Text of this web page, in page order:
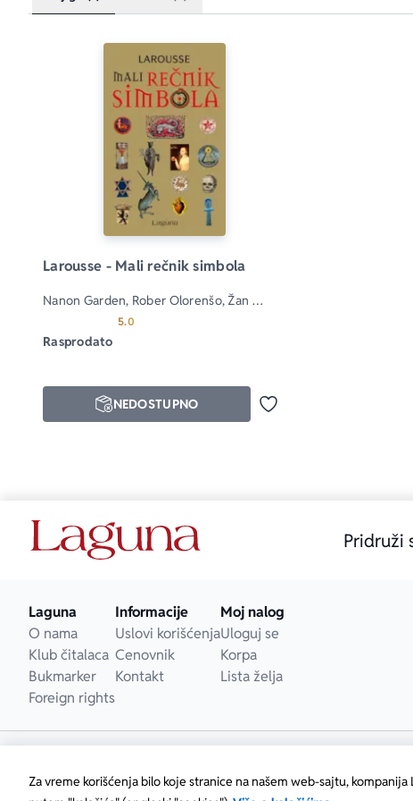
Za vreme korišćenja bilo koje stranice na našem web-sajtu,
Larousse - Mali rečnik simbola
Nanon Garden, Rober Olorenšo, Žan
Garden, Olivije
5.0Prosecna ocena je 5.0 od 5
Rasprodato
Dodaj u omiljene
NEDOSTUPNO
Pridruži
Laguna
O nama
Klub čitalaca
Bukmarker
Foreign rights
Informacije
Uslovi korišćenja
Cenovnik
Kontakt
Moj nalog
Uloguj se
Korpa
Lista želja